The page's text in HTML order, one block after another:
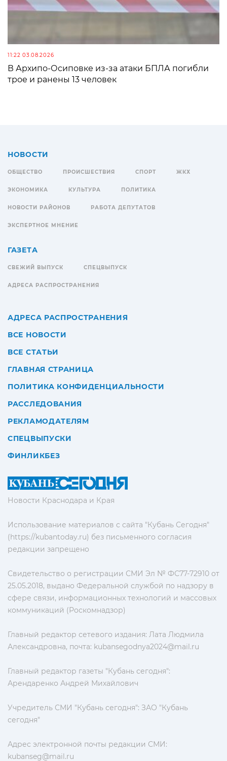
11:22 03.08.2026
В Архипо-Осиповке из-за атаки БПЛА погибли
трое и ранены 13 человек
Новости Краснодара и Края
Использование материалов с сайта "Кубань Сегодня"
(https://kubantoday.ru) без письменного согласия
редакции запрещено
Свидетельство о регистрации СМИ Эл № ФС77-72910 от
25.05.2018, выдано Федеральной службой по надзору в
сфере связи, информационных технологий и массовых
коммуникаций (Роскомнадзор)
Главный редактор сетевого издания: Лата Людмила
Александровна, почта: kubansegodnya2024@mail.ru
Главный редактор газеты "Кубань сегодня":
Арендаренко Андрей Михайлович
Учредитель СМИ "Кубань сегодня": ЗАО "Кубань
сегодня"
Адрес электронной почты редакции СМИ:
kubanseg@mail.ru
НОВОСТИ
ОБЩЕСТВО ПРОИСШЕСТВИЯ СПОРТ ЖКХ
ЭКОНОМИКА КУЛЬТУРА ПОЛИТИКА
НОВОСТИ РАЙОНОВ РАБОТА ДЕПУТАТОВ
ЭКСПЕРТНОЕ МНЕНИЕ
ГАЗЕТА
СВЕЖИЙ ВЫПУСК СПЕЦВЫПУСК
АДРЕСА РАСПРОСТРАНЕНИЯ
АДРЕСА РАСПРОСТРАНЕНИЯ
ВСЕ НОВОСТИ
ВСЕ СТАТЬИ
ГЛАВНАЯ СТРАНИЦА
ПОЛИТИКА КОНФИДЕНЦИАЛЬНОСТИ
РАССЛЕДОВАНИЯ
РЕКЛАМОДАТЕЛЯМ
СПЕЦВЫПУСКИ
ФИНЛИКБЕЗ